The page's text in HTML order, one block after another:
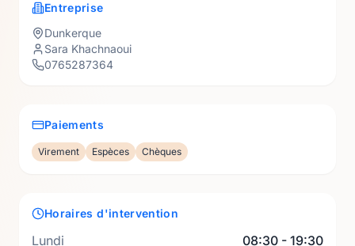
Vente & Location : DPE, Amiante, Plomb,
Électricité, Gaz, Mesurages, ERP.
📍 Secteur : Dunkerque et rayon de 40 km
(Coudekerque, Grande-Synthe, Bergues,
Contactez L'Diag dès aujourd'hui pour un
Entreprise
Dunkerque
Sara Khachnaoui
0765287364
Paiements
Virement Espèces Chèques
Horaires d'intervention
Lundi
08:30 - 19:30